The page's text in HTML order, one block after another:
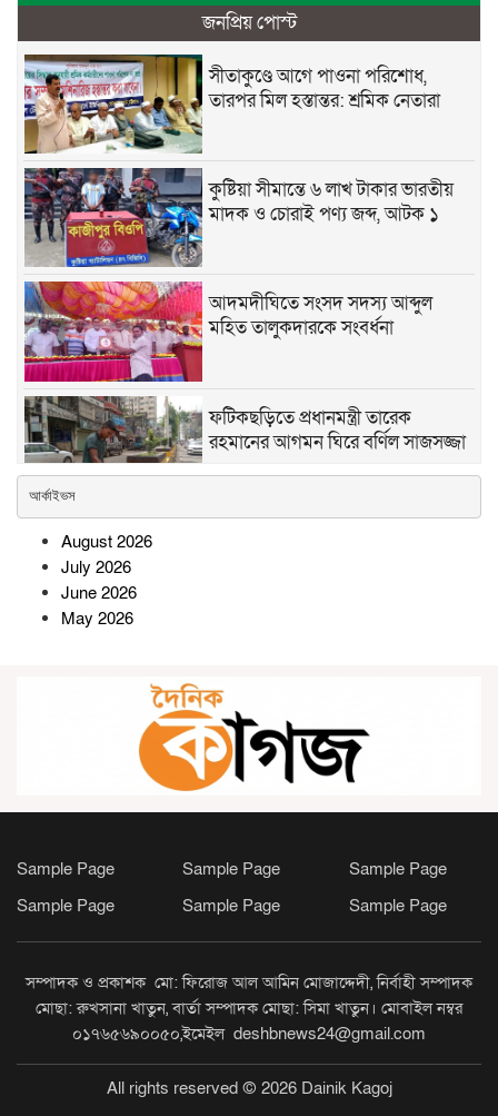
জনপ্রিয় পোস্ট
সীতাকুণ্ডে আগে পাওনা পরিশোধ,
তারপর মিল হস্তান্তর: শ্রমিক নেতারা
কুষ্টিয়া সীমান্তে ৬ লাখ টাকার ভারতীয়
মাদক ও চোরাই পণ্য জব্দ, আটক ১
আদমদীঘিতে সংসদ সদস্য আব্দুল
মহিত তালুকদারকে সংবর্ধনা
ফটিকছড়িতে প্রধানমন্ত্রী তারেক
রহমানের আগমন ঘিরে বর্ণিল সাজসজ্জা
আদায়কারীদের মাঝে ক্রেস্ট ও
বাইসাইকেল বিতরণ
ভোলাহাটে ’৭১-এর রণাঙ্গনের বীর
ভাইরাল
সোনারগাঁয়ে প্রবাসফেরত ছেলের বিরুদ্ধে
মাকে মারধর ও ঘরছাড়া করার অভিযোগ
আর্কাইভস
August 2026
July 2026
June 2026
May 2026
Sample Page Sample Page
Sample Page
Sample Page
Sample Page Sample Page
সম্পাদক ও প্রকাশক মো: ফিরোজ আল আমিন মোজাদ্দেদী, নির্বাহী সম্পাদক
মোছা: রুখসানা খাতুন, বার্তা সম্পাদক মোছা: সিমা খাতুন। মোবাইল নম্বর
০১৭৬৫৬৯০০৫০,ইমেইল deshbnews24@gmail.com
All rights reserved © 2026 Dainik Kagoj